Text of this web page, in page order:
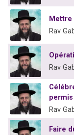
Mettre
Rav
Rav
permis
Rav
Faire